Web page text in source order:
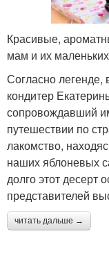
Красивые,
мам и их
Согласно легенде,
кондитер
сопровождавший
путешествии по
лакомство,
наших яблоневых
долго этот десерт
представителей
читать дальше →